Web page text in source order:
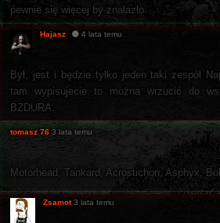
pewnie się więcej by znalazło.
Hajasz 4 lata temu
Był, jest i będzie tylko jeden taki zespół
tam wypisujecie to można wrzucić do
BZDURA.
tomasz 76 3 lata temu
Motorhead, Tankard, Acrostichon, Asphyx,
Zsamot 3 lata temu